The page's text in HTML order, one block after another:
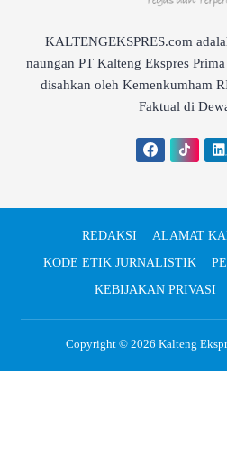
KALTENGEKSPRES.com
naungan PT Kalteng Ekspres
disahkan oleh Kemenkumham
Faktual di
REDAKSI
ALAMAT
KODE ETIK JURNALISTIK
KEBIJAKAN PRIVASI
Copyright © 2026 Kalteng